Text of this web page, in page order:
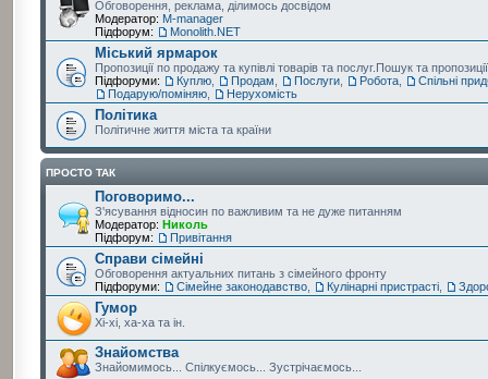
Обговорення, реклама, ділимось досвідом
Модератор: M-manager
Підфорум:
Monolith.NET
Міський ярмарок
Пропозиції по продажу та купівлі товарів та послуг.Пошук та
Підфоруми:
Куплю, Продам Послуги, Робота,
Спільні
Подарую/поміняю, Нерухомість
Політика
Політичне життя міста та країни
ПРОСТО ТАК
Поговоримо...
З'ясування відносин по важливим та не дуже питанням
Модератор: Николь
Підфорум:
Привітання
Справи сімейні
Обговорення актуальних питань з сімейного фронту
Підфоруми:
Сімейне законодавство, Кулінарні пристрасті,
Гумор
Хі-хі, ха-ха та ін.
Знайомства
Знайомимось... Спілкуємось... Зустрічаємось...